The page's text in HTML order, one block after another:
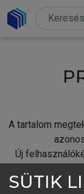
A tartalom
Új
SÜTIK